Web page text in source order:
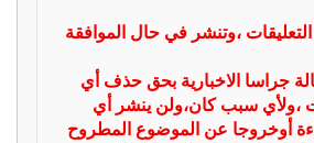
،وتنشر في حال الموافقة
جراسا الاخبارية بحق حذف أي
،ولأي سبب كان،ولن ينشر أي
أوخروجا عن الموضوع المطروح